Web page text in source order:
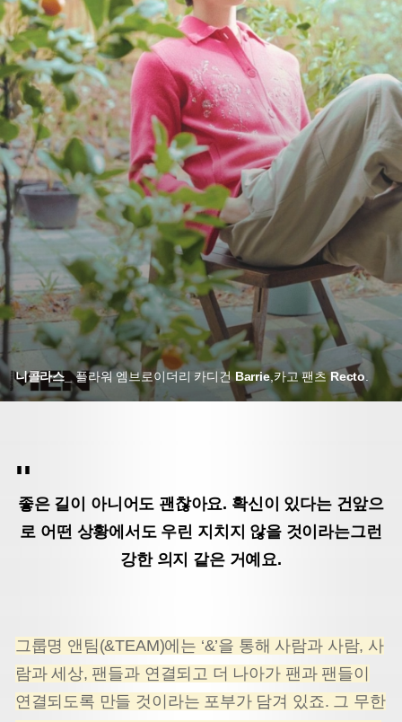
니콜라스_플라워 엠브로이더리 카디건Barrie,카고 팬츠Recto.
좋은 길이 아니어도 괜찮아요. 확신이 있다는 건앞으
로 어떤 상황에서도 우린 지치지 않을 것이라는그런
강한 의지 같은 거예요.
그룹명 앤팀(&TEAM)에는 ‘&’을 통해 사람과 사람, 사
람과 세상, 팬들과 연결되고 더 나아가 팬과 팬들이
연결되도록 만들 것이라는 포부가 담겨 있죠. 그 무한